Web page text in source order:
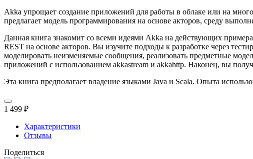
Akka упрощает создание приложений для работы в облаке или на
предлагает модель программирования на основе акторов, среду
Данная книга знакомит со всеми идеями Akka на действующих
REST на основе акторов. Вы изучите подходы к разработке через
моделировать неизменяемые сообщения, реализовать предметные
приложений с использованием akka­stream и akka­http. Наконец, вы
Эта книга предполагает владение языками Java и Scala. Опыта
1 499 ₽
Характеристики
Отзывы
Поделиться